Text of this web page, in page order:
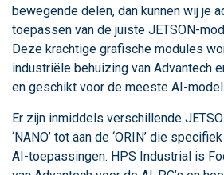
bewegende delen, dan kunnen wij je
toepassen van de juiste JETSON-
Deze krachtige grafische modules
industriële behuizing van Advantech
en geschikt voor de meeste AI-
Er zijn inmiddels verschillende
‘NANO’ tot aan de ‘ORIN’ die
AI-toepassingen. HPS Industrial is